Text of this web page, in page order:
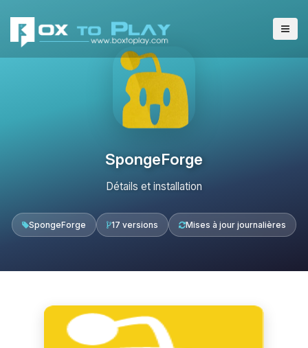
SpongeForge
Détails et installation
SpongeForge 17 versions Mises à jour journalières